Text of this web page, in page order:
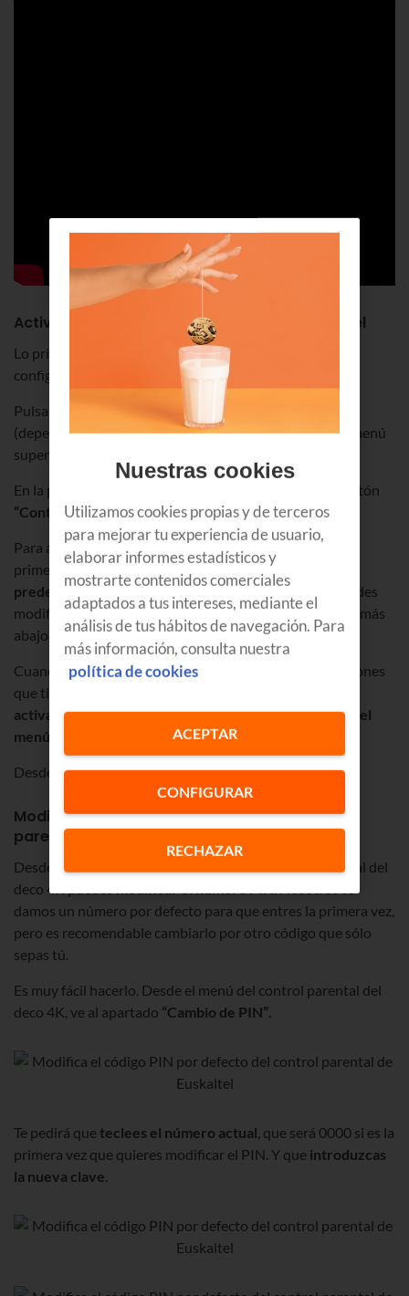
Activa el control parental del deco de Euskaltel
Lo primero que tienes que hacer es acceder al menú de
configuración del control parental en tu deco Euskaltel.
Pulsa en el mando del deco la tecla
(dependiendo del modelo) y selecciona“Ajustes”en el menú
superior.
En la pantalla te aparecerán varias opciones, pulsa el botón
“Control parental”.
Para acceder te pedirá que introduzcas un PIN
. Si es la
primera vez que entras, debes teclear elnúmero
predeterminado de Euskaltel 0000. Este código lo puedes
modificar también desde el mando, como te explicamos más
abajo.
Cuando introduces el PIN parental verás todas las opciones
que tienes para restringir contenidos, pero antes debes
activar el control parental seleccionando esa opción del
menú , como ves en la imagen.
Desde ahí lo puedes activar y desactivar.
Modifica el código PIN por defecto del control
parental de Euskaltel
Desde las opciones de configuración del control parental del
deco 4K puedesmodificar el número PIN. Nosotros te
damos un número por defecto para que entres la primera vez,
pero es recomendable cambiarlo por otro código que sólo
sepas tú.
Es muy fácil hacerlo. Desde el menú del control parental del
deco 4K, ve al apartado “Cambio de PIN”.
Te pedirá que teclees el número actual, que será 0000 si es la
primera vez que quieres modificar el PIN. Y que introduzcas
la nueva clave.
Nuestras cookies
Utilizamos cookies propias y de terceros
para mejorar tu experiencia de usuario,
elaborar informes estadísticos y
mostrarte contenidos comerciales
adaptados a tus intereses, mediante el
análisis de tus hábitos de navegación. Para
más información, consulta nuestra
política de cookies
CONFIGURAR
RECHAZAR
ACEPTAR